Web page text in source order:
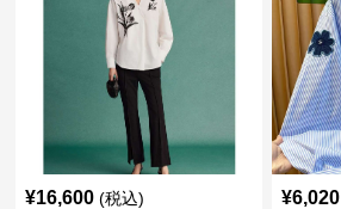
¥16,600 (税込) ¥6,020